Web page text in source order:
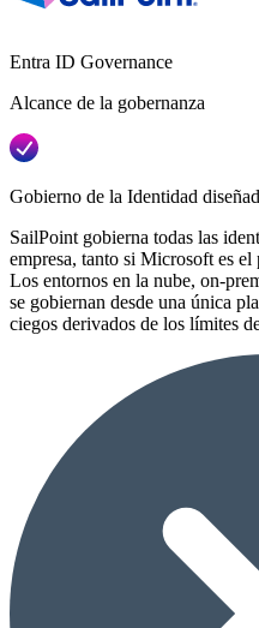
Entra ID Governance
Alcance de la gobernanza
Gobierno de la Identidad
SailPoint gobierna todas las
empresa, tanto si Microsoft es
Los entornos en la nube, on-
se gobiernan desde una única
ciegos derivados de los límites